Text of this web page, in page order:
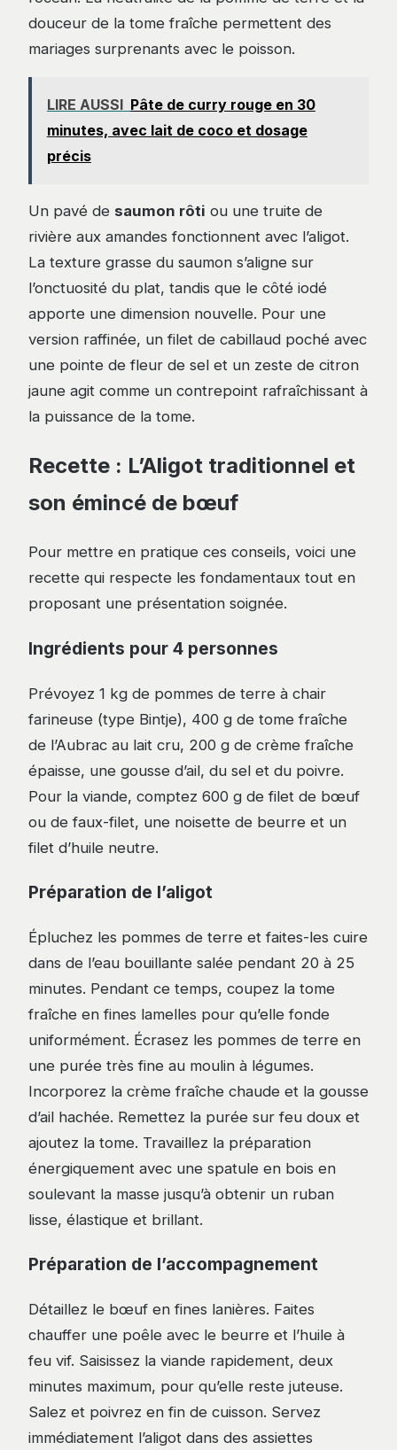
douceur de la tome fraîche permettent des
mariages surprenants avec le poisson.
LIRE AUSSI Pâte de curry rouge en 30
minutes, avec lait de coco et dosage
précis
Un pavé de saumon rôti ou une truite de
rivière aux amandes fonctionnent avec l’aligot.
La texture grasse du saumon s’aligne sur
l’onctuosité du plat, tandis que le côté iodé
apporte une dimension nouvelle. Pour une
version raffinée, un filet de cabillaud poché avec
une pointe de fleur de sel et un zeste de citron
jaune agit comme un contrepoint rafraîchissant à
la puissance de la tome.
Recette : L’Aligot traditionnel et
son émincé de bœuf
Pour mettre en pratique ces conseils, voici une
recette qui respecte les fondamentaux tout en
proposant une présentation soignée.
Ingrédients pour 4 personnes
Prévoyez 1 kg de pommes de terre à chair
farineuse (type Bintje), 400 g de tome fraîche
de l’Aubrac au lait cru, 200 g de crème fraîche
épaisse, une gousse d’ail, du sel et du poivre.
Pour la viande, comptez 600 g de filet de bœuf
ou de faux-filet, une noisette de beurre et un
filet d’huile neutre.
Préparation de l’aligot
Épluchez les pommes de terre et faites-les cuire
dans de l’eau bouillante salée pendant 20 à 25
minutes. Pendant ce temps, coupez la tome
fraîche en fines lamelles pour qu’elle fonde
uniformément. Écrasez les pommes de terre en
une purée très fine au moulin à légumes.
Incorporez la crème fraîche chaude et la gousse
d’ail hachée. Remettez la purée sur feu doux et
ajoutez la tome. Travaillez la préparation
énergiquement avec une spatule en bois en
soulevant la masse jusqu’à obtenir un ruban
lisse, élastique et brillant.
Préparation de l’accompagnement
Détaillez le bœuf en fines lanières. Faites
chauffer une poêle avec le beurre et l’huile à
feu vif. Saisissez la viande rapidement, deux
minutes maximum, pour qu’elle reste juteuse.
Salez et poivrez en fin de cuisson. Servez
immédiatement l’aligot dans des assiettes